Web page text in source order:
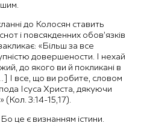
до Колосян ставить
і повсякденних обов’язків
«Більш за все
довершености. I нехай
до якого ви й покликані в
I все, що ви робите, словом
Ісуса Христа, дякуючи
(Кол. 3:14-15,17).
це є визнанням істини.